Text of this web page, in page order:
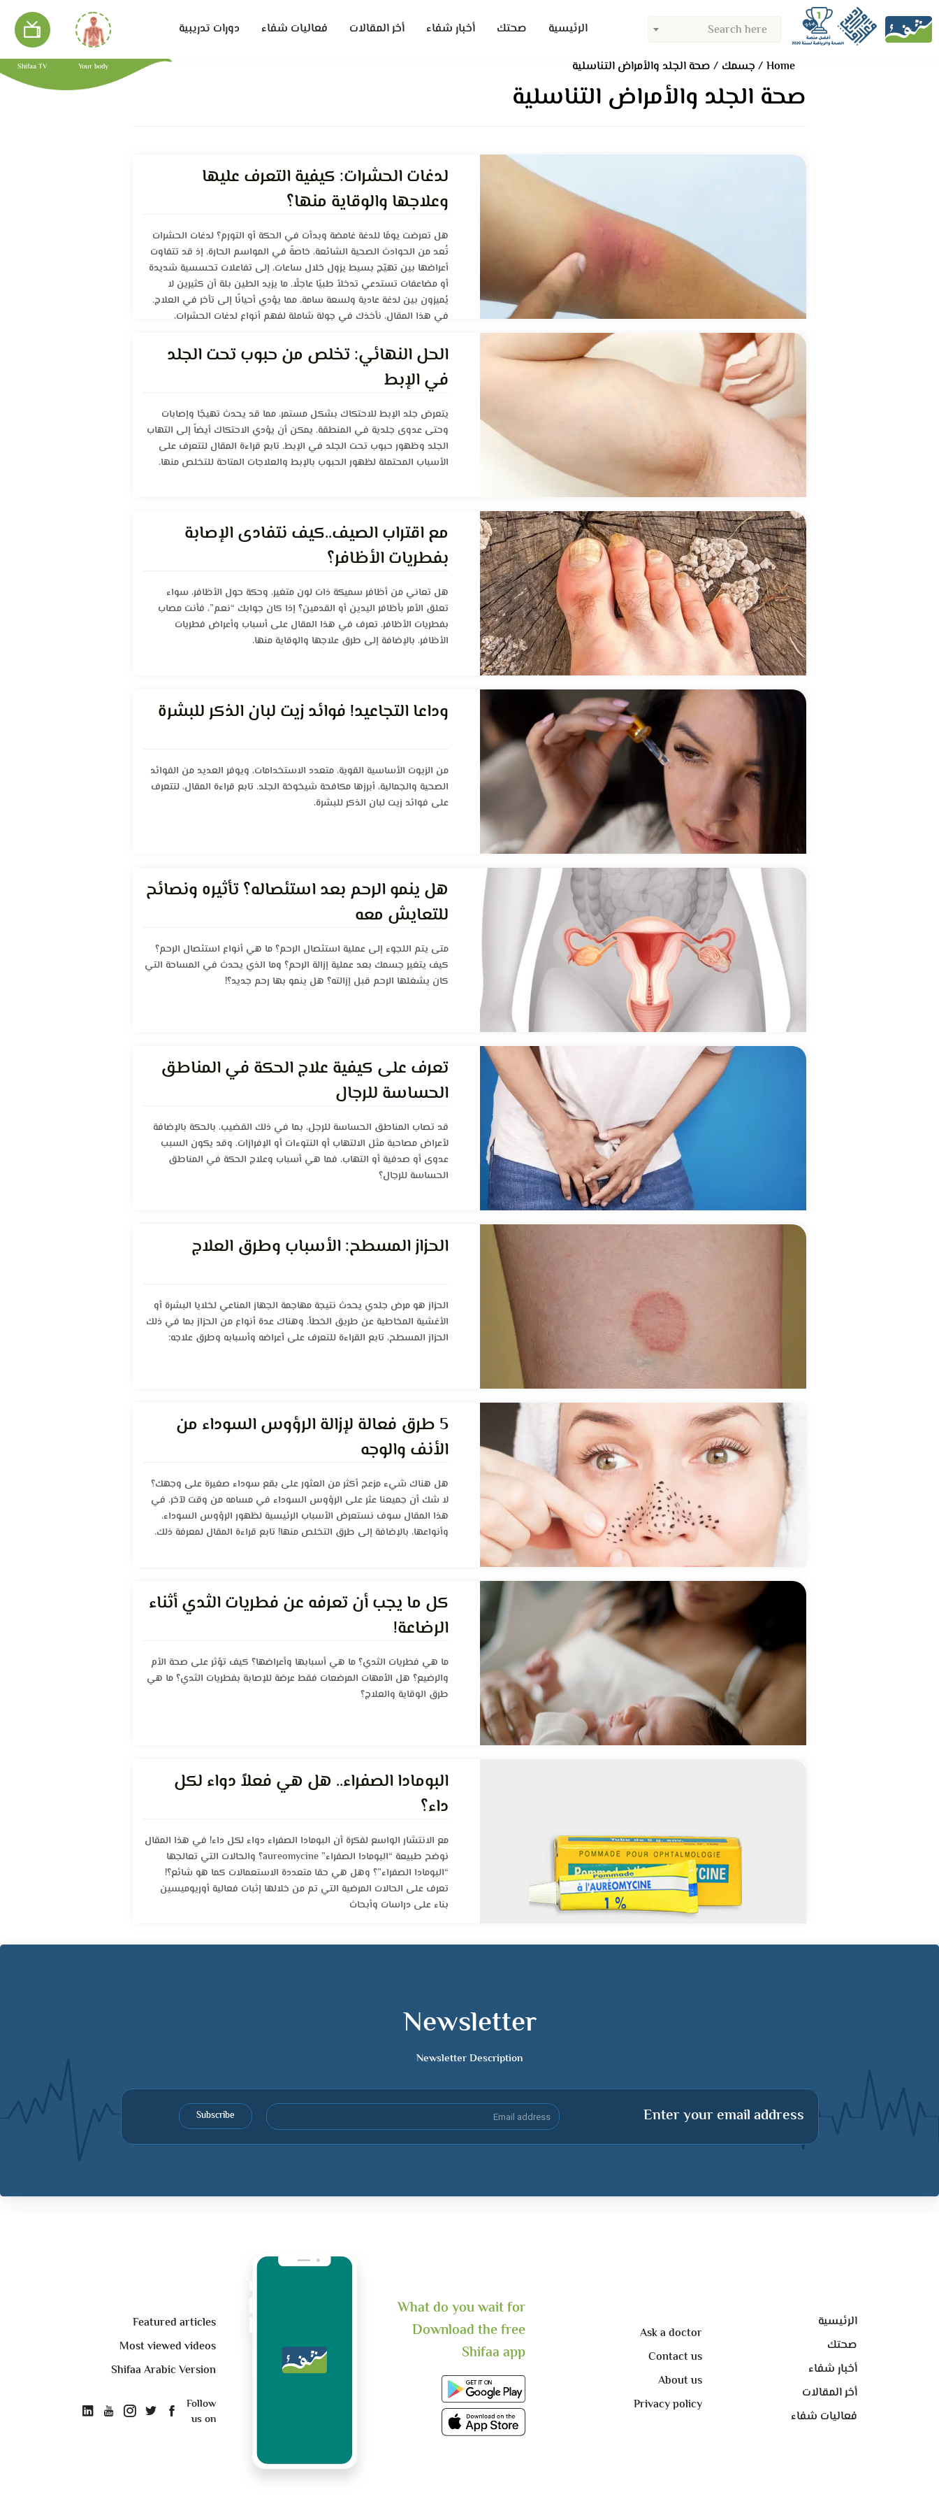
Search here الرئيسية صحتك أخبار شفاء أخر المقالات فعاليات شفاء دورات تدريبية
Your body
Shifaa TV Home جسمك صحة الجلد والأمراض التناسلية
صحة الجلد والأمراض التناسلية
لدغات الحشرات: كيفية التعرف عليها
وعلاجها والوقاية منها؟
هل تعرضت يومًا للدغة غامضة وبدأت في الحكة أو التورم؟ لدغات الحشرات
تُعد من الحوادث الصحية الشائعة، خاصةً في المواسم الحارة، إذ قد تتفاوت
أعراضها بين تهيّج بسيط يزول خلال ساعات، إلى تفاعلات تحسسية شديدة
أو مضاعفات تستدعي تدخلاً طبيًا عاجلًا. ما يزيد الطين بلة أن كثيرين لا
يُميزون بين لدغة عادية ولسعة سامة، مما يؤدي أحيانًا إلى تأخر في العلاج.
في هذا المقال، نأخذك في جولة شاملة لفهم أنواع لدغات الحشرات،
منها.
الحل النهائي: تخلص من حبوب تحت الجلد
في الإبط
يتعرض جلد الإبط للاحتكاك بشكل مستمر، مما قد يحدث تهيجًا وإصابات
وحتى عدوى جلدية في المنطقة. يمكن أن يؤدي الاحتكاك أيضاً إلى التهاب
الجلد وظهور حبوب تحت الجلد في الإبط. تابع قراءة المقال لتتعرف على
الأسباب المحتملة لظهور الحبوب بالإبط والعلاجات المتاحة للتخلص منها.
مع اقتراب الصيف..كيف نتفادى الإصابة
بفطريات الأظافر؟
هل تعاني من أظافر سميكة ذات لون متغير، وحكة حول الأظافر، سواء
تعلق الأمر بأظافر اليدين أو القدمين؟ إذا كان جوابك “نعم”، فأنت مصاب
بفطريات الأظافر. تعرف في هذا المقال على أسباب وأعراض فطريات
الأظافر، بالإضافة إلى طرق علاجها والوقاية منها.
وداعا التجاعيد! فوائد زيت لبان الذكر للبشرة
من الزيوت الأساسية القوية، متعدد الاستخدامات، ويوفر العديد من الفوائد
الصحية والجمالية، أبرزها مكافحة شيخوخة الجلد. تابع قراءة المقال، لتتعرف
على فوائد زيت لبان الذكر للبشرة.
هل ينمو الرحم بعد استئصاله؟ تأثيره ونصائح
للتعايش معه
متى يتم اللجوء إلى عملية استئصال الرحم؟ ما هي أنواع استئصال الرحم؟
كيف يتغير جسمك بعد عملية إزالة الرحم؟ وما الذي يحدث في المساحة التي
كان يشغلها الرحم قبل إزالته؟ هل ينمو بها رحم جديد؟!
تعرف على كيفية علاج الحكة في المناطق
الحساسة للرجال
قد تصاب المناطق الحساسة للرجل، بما في ذلك القضيب، بالحكة بالإضافة
لأعراض مصاحبة مثل الالتهاب أو النتوءات أو الإفرازات. وقد يكون السبب
عدوى أو صدفية أو التهاب. فما هي أسباب وعلاج الحكة في المناطق
الحساسة للرجال؟
الحزاز المسطح: الأسباب وطرق العلاج
الحزاز هو مرض جلدي يحدث نتيجة مهاجمة الجهاز المناعي لخلايا البشرة أو
الأغشية المخاطية عن طريق الخطأ. وهناك عدة أنواع من الحزاز بما في ذلك
الحزاز المسطح، تابع القراءة للتعرف على أعراضه وأسبابه وطرق علاجه:
5 طرق فعالة لإزالة الرؤوس السوداء من
الأنف والوجه
هل هناك شيء مزعج أكثر من العثور على بقع سوداء صغيرة على وجهك؟
لا شك أن جميعنا عثر على الرؤوس السوداء في مسامه من وقت لآخر. في
هذا المقال سوف نستعرض الأسباب الرئيسية لظهور الرؤوس السوداء،
وأنواعها، بالإضافة إلى طرق التخلص منها! تابع قراءة المقال لمعرفة ذلك.
كل ما يجب أن تعرفه عن فطريات الثدي أثناء
الرضاعة!
ما هي فطريات الثدي؟ ما هي أسبابها وأعراضها؟ كيف تؤثر على صحة الأم
والرضيع؟ هل الأمهات المرضعات فقط عرضة للإصابة بفطريات الثدي؟ ما هي
طرق الوقاية والعلاج؟
البومادا الصفراء.. هل هي فعلاً دواء لكل
داء؟
مع الانتشار الواسع لفكرة أن البومادا الصفراء دواء لكل داء! في هذا المقال
نوضح طبيعة “البومادا الصفراء” aureomycine؟ والحالات التي تعالجها
“البومادا الصفراء”؟ وهل هي حقا متعددة الاستعمالات كما هو شائع؟!
تعرف على الحالات المرضية التي تم من خلالها إثبات فعالية أوريوميسين
بناء على دراسات وأبحاث
Newsletter
Newsletter Description
Enter your email address
Subscribe
الرئيسية
صحتك
أخبار شفاء
أخر المقالات
فعاليات شفاء
Ask a doctor
Contact us
About us
Privacy policy
What do you wait for
Download the free
Shifaa app
Featured articles
Most viewed videos
Shifaa Arabic Version
Follow
us on